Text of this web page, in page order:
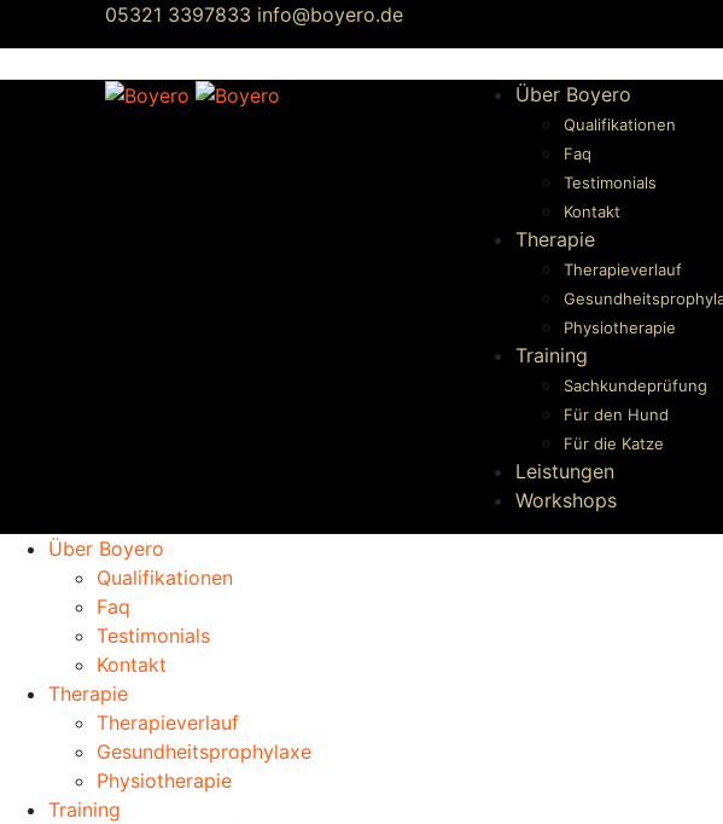
05321 3397833 info@boyero.de
Über Boyero
Qualifikationen
Faq
Testimonials
Kontakt
Therapie
Therapieverlauf
Physiotherapie
Training
Sachkundeprüfung
Für den Hund
Für die Katze
Leistungen
Workshops
Über Boyero
Qualifikationen
Faq
Testimonials
Kontakt
Therapie
Therapieverlauf
Gesundheitsprophylaxe
Physiotherapie
Training